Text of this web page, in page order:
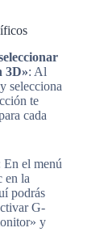
3D»: Al
selecciona
te
cada
En el menú
en la
podrás
G-
y